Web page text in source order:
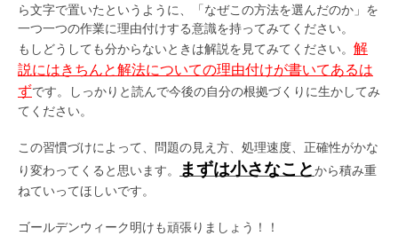
ら文字で置いたというように、「なぜこの方法を選んだのか」を
一つ一つの作業に理由付けする意識を持ってみてください。
もしどうしても分からないときは解説を見てみてください。 解
説にはきちんと解法についての理由付けが書いてあるは
ずです。しっかりと読んで今後の自分の根拠づくりに生かしてみ
てください。
この習慣づけによって、問題の見え方、処理速度、正確性がかな
り変わってくると思います。
まずは小さなことから積み重
ねていってほしいです。
ゴールデンウィーク明けも頑張りましょう！！